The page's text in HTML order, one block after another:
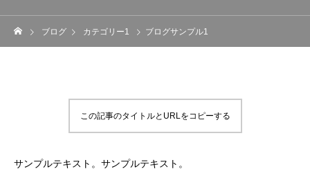
ブログ カテゴリー1 ブログサンプル1
この記事のタイトルとURLをコピーする
サンプルテキスト。サンプルテキスト。